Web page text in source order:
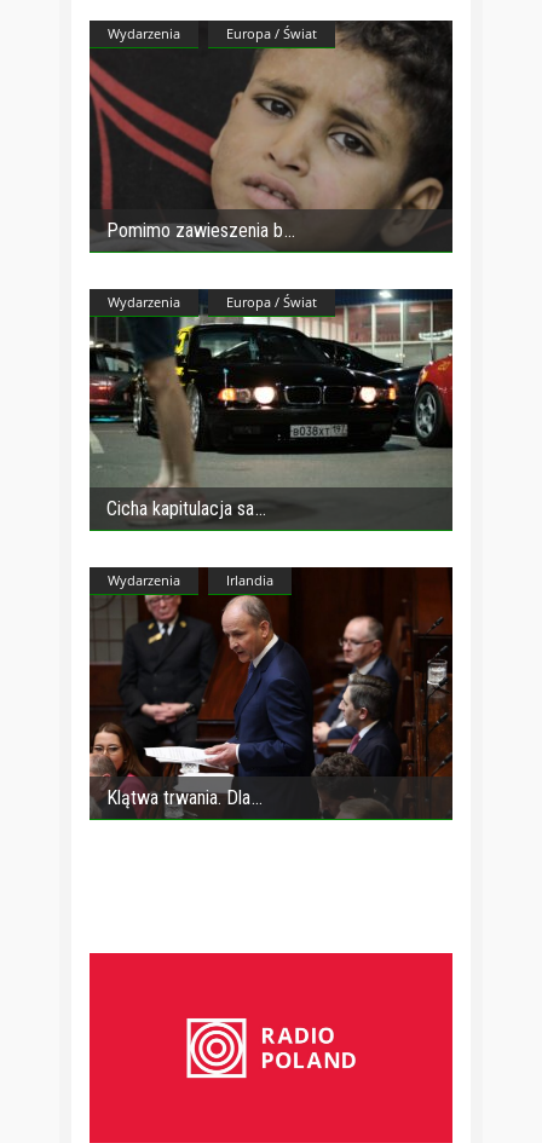
Wydarzenia Europa / Świat
Pomimo zawieszenia b
Wydarzenia Europa / Świat
Cicha kapitulacja sa
Wydarzenia Irlandia
Klątwa trwania. Dla